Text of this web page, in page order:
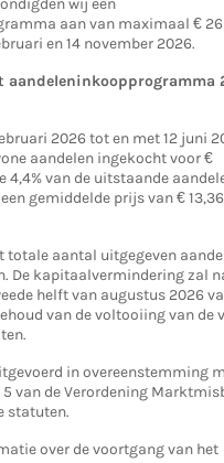
wij een
aan van maximaal €
en 14 november 2026.
aandeleninkoopprogramma
2026 tot en met 12 juni
aandelen ingekocht voor €
4,4% van de uitstaande
gemiddelde prijs van €
totale aantal uitgegeven
De kapitaalvermindering zal
helft van augustus 2026
van de voltooiing van de
in overeenstemming
van de Verordening
statuten.
over de voortgang van het